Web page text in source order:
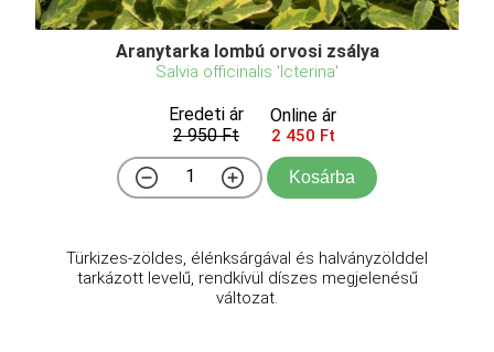
Aranytarka lombú orvosi zsálya
Salvia officinalis 'Icterina'
Eredeti ár
2 950 Ft
Online ár
2 450 Ft
Kosárba
Türkizes-zöldes, élénksárgával és halványzölddel
tarkázott levelű, rendkívül díszes megjelenésű
változat.